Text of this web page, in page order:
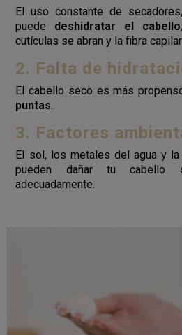
El uso constante de
puede deshidratar el cabello
cutículas se abran y la fibra
2. Falta de
El cabello seco es más
puntas
3. Factores
El sol, los metales del agua y la
pueden dañar tu
adecuadamente.